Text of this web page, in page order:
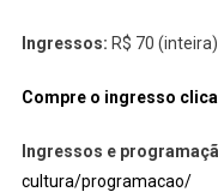
Ingressos: R$ 70 (inteira)
Compre o ingresso
Ingressos e
cultura/programacao/